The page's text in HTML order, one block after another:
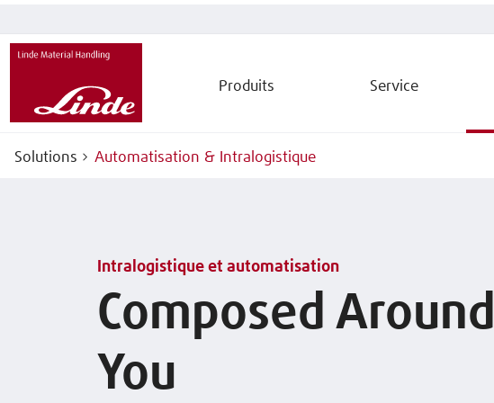
Produits Service
Solutions Automatisation & Intralogistique
Intralogistique et automatisation
Composed Around
You